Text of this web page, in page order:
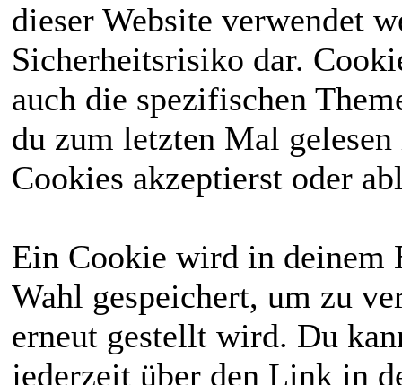
dieser Website verwendet
Sicherheitsrisiko dar.
auch die spezifischen
du zum letzten Mal
Cookies akzeptierst oder
Ein Cookie wird in deinem
Wahl gespeichert, um zu
erneut gestellt wird. Du
jederzeit über den Link in